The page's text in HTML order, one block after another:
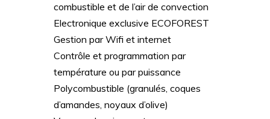
combustible et de l’air de convection
Electronique exclusive ECOFOREST
Gestion par Wifi et internet
Contrôle et programmation par
température ou par puissance
Polycombustible (granulés, coques
d’amandes, noyaux d’olive)